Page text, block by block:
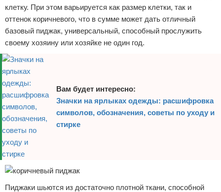
клетку. При этом варьируется как размер клетки, так и
оттенок коричневого, что в сумме может дать отличный
базовый пиджак, универсальный, способный прослужить
своему хозяину или хозяйке не один год.
Вам будет интересно:
Значки на ярлыках одежды: расшифровка
символов, обозначения, советы по уходу и
стирке
Пиджаки шьются из достаточно плотной ткани, способной